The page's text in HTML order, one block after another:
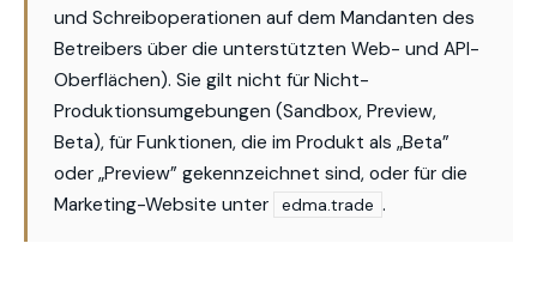
und Schreiboperationen auf dem Mandanten des
Betreibers über die unterstützten Web- und API-
Oberflächen). Sie gilt nicht für Nicht-
Produktionsumgebungen (Sandbox, Preview,
Beta), für Funktionen, die im Produkt als „Beta”
oder „Preview” gekennzeichnet sind, oder für die
Marketing-Website unter
edma.trade .